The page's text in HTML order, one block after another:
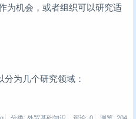
为机会，或者组织可以研究适
为几个研究领域：